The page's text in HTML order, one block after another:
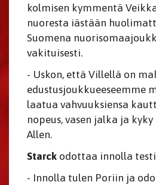
kolmisen kymmentä
nuoresta iästään
Suomena
vakituisesti.
- Uskon, että Villellä on
edustusjoukkueeseemme
laatua vahvuuksiensa
nopeus, vasen jalka ja
Allen.
Starck odottaa innolla
- Innolla tulen Poriin ja